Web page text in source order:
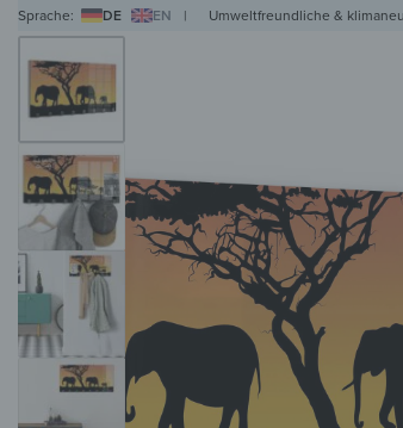
Sprache: DE EN | Umweltfreundliche &
WANDBILDERWANDUHREN